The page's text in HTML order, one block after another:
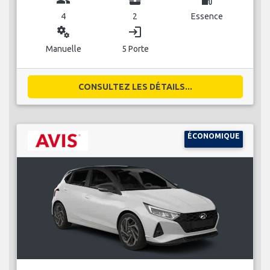
4 2 Essence
miscellaneous_services
Manuelle
login
5 Porte
CONSULTEZ LES DÉTAILS...
ÉCONOMIQUE